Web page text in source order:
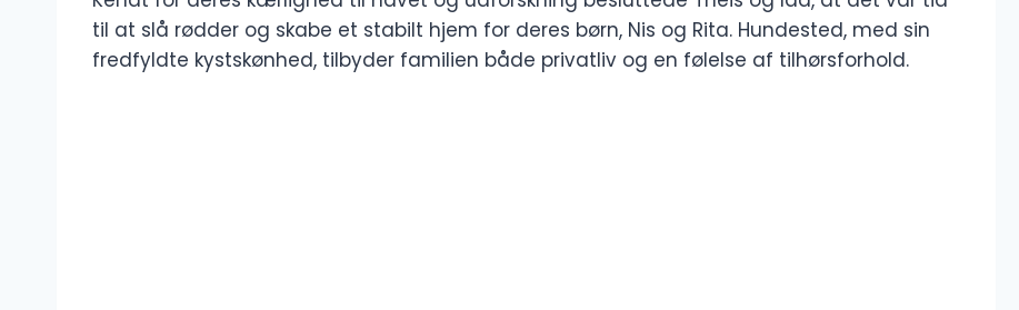
til at slå rødder og skabe et stabilt hjem for deres børn, Nis og Rita. Hundested, med sin
fredfyldte kystskønhed, tilbyder familien både privatliv og en følelse af tilhørsforhold.